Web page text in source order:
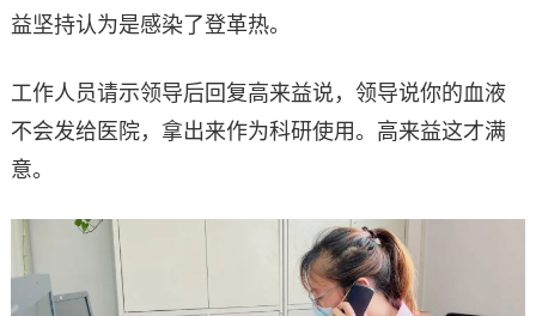
益坚持认为是感染了登革热。
工作人员请示领导后回复高来益说，领导说你的血液
不会发给医院，拿出来作为科研使用。高来益这才满
意。